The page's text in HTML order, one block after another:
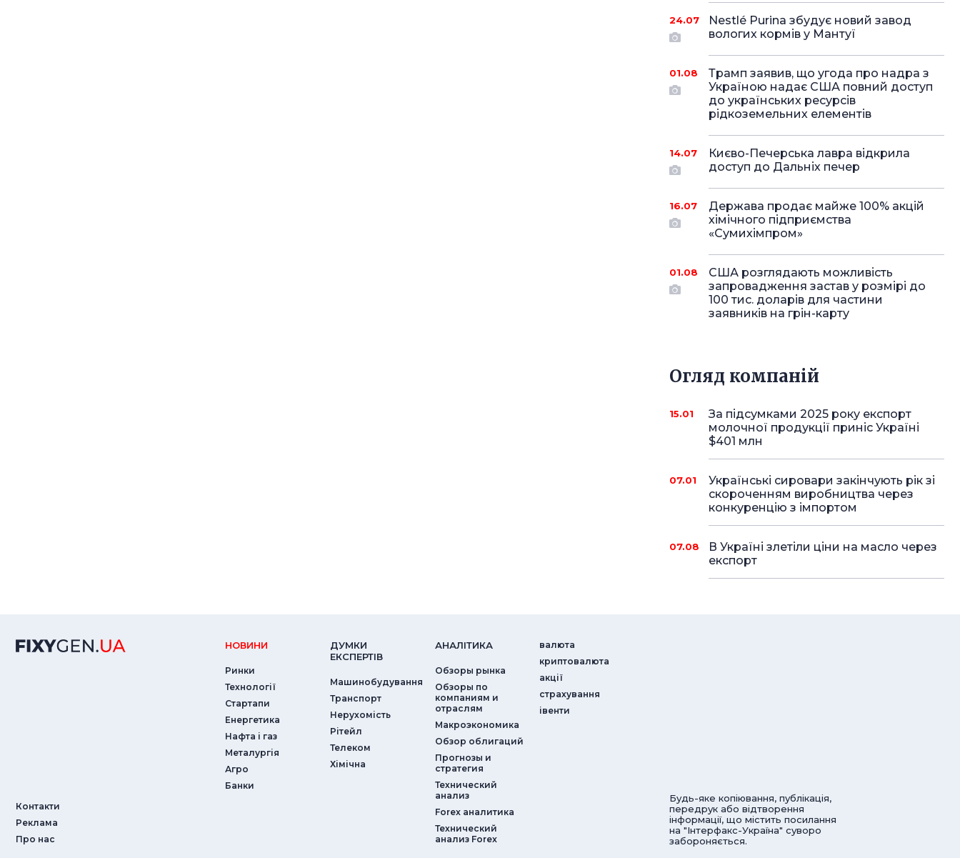
24.07
Nestlé Purina збудує новий завод
вологих кормів у Мантуї
01.08
Трамп заявив, що угода про надра з
Україною надає США повний доступ
до українських ресурсів
рідкоземельних елементів
14.07
Києво-Печерська лавра відкрила
доступ до Дальніх печер
16.07
Держава продає майже 100% акцій
хімічного підприємства
«Сумихімпром»
01.08
США розглядають можливість
запровадження застав у розмірі до
100 тис. доларів для частини
заявників на грін-карту
Огляд компаній
15.01
За підсумками 2025 року експорт
молочної продукції приніс Україні
$401 млн
07.01
Українські сировари закінчують рік зі
скороченням виробництва через
конкуренцію з імпортом
07.08
В Україні злетіли ціни на масло через
експорт
Контакти
Реклама
Про нас
НОВИНИ
Ринки
Технології
Стартапи
Енергетика
Нафта і газ
Металургія
Агро
Банки
ДУМКИ
ЕКСПЕРТIВ
Машинобудування
Транспорт
Нерухомість
Рітейл
Телеком
Хімічна
АНАЛIТИКА
Обзоры рынка
Обзоры по
компаниям и
отраслям
Макроэкономика
Обзор облигаций
Прогнозы и
стратегия
Технический
анализ
Forex аналитика
Технический
анализ Forex
валюта
криптовалюта
акції
страхування
iвенти
Будь-яке копіювання, публікація,
передрук або відтворення
інформації, що містить посилання
на "Інтерфакс-Україна" суворо
забороняється.